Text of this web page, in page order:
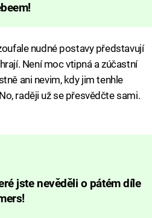
nudné postavy představují
Není moc vtipná a zúčastní
ani nevim, kdy jim tenhle
raději už se přesvědčte sami.
jste nevěděli o pátém díle